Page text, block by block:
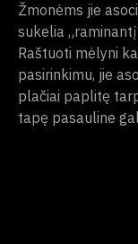
Žmonėms jie
sukelia
Raštuoti mėlyni
pasirinkimu, jie
plačiai paplitę
tapę pasauline